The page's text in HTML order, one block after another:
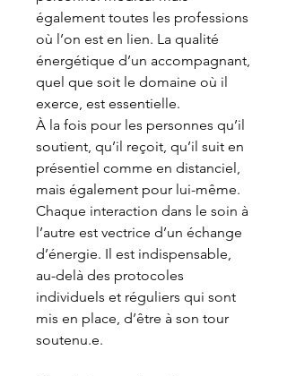
également toutes les professions
où l’on est en lien. La qualité
énergétique d’un accompagnant,
quel que soit le domaine où il
exerce, est essentielle.
À la fois pour les personnes qu’il
soutient, qu’il reçoit, qu’il suit en
présentiel comme en distanciel,
mais également pour lui-même.
Chaque interaction dans le soin à
l’autre est vectrice d’un échange
d’énergie. Il est indispensable,
au-delà des protocoles
individuels et réguliers qui sont
mis en place, d’être à son tour
soutenu.e.